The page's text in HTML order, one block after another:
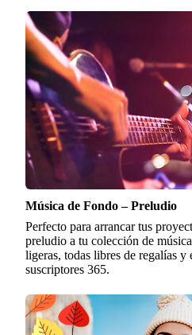
Música de Fondo – Preludio
Perfecto para arrancar tus
preludio a tu colección de
ligeras, todas libres de regalías y
suscriptores 365.